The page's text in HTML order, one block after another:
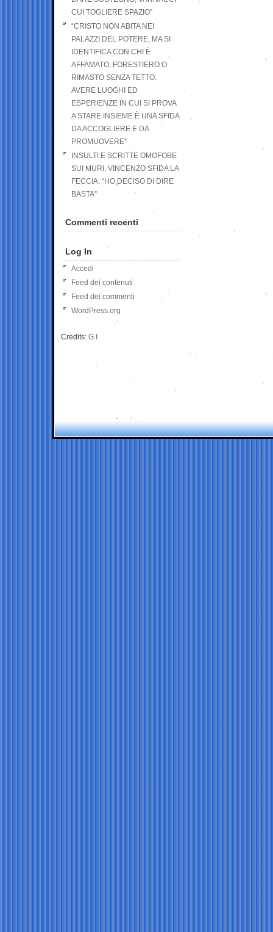
CUI TOGLIERE SPAZIO”
“CRISTO NON ABITA NEI
PALAZZI DEL POTERE, MA SI
IDENTIFICA CON CHI È
AFFAMATO, FORESTIERO O
RIMASTO SENZA TETTO.
AVERE LUOGHI ED
ESPERIENZE IN CUI SI PROVA
A STARE INSIEME È UNA SFIDA
DA ACCOGLIERE E DA
PROMUOVERE”
INSULTI E SCRITTE OMOFOBE
SUI MURI, VINCENZO SFIDA LA
FECCIA: “HO DECISO DI DIRE
BASTA”
Commenti recenti
Log In
Accedi
Feed dei contenuti
Feed dei commenti
WordPress.org
Credits: G.I